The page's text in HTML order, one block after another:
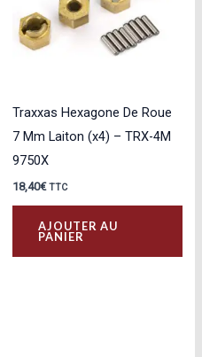
Traxxas Hexagone De Roue
7 Mm Laiton (x4) – TRX-4M
9750X
18,40€ TTC
AJOUTER AU
PANIER